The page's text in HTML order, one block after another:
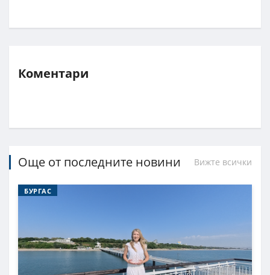
Коментари
Още от последните новини Вижте всички
БУРГАС